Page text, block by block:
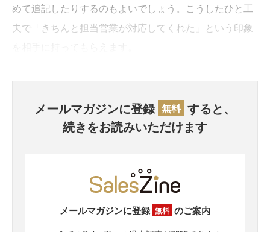
めて追記したりするのもよいでしょう。こうしたひと工
夫で「きちんと担当営業が対応してくれた」という印象
メールマガジンに登録 無料 すると、
続きをお読みいただけます
メールマガジンに登録 無料 のご案内